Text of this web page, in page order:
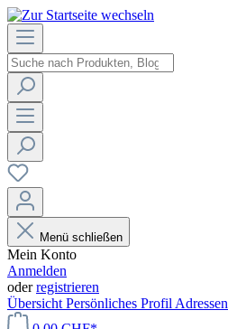
Menü schließen
Mein Konto
Anmelden
oderregistrieren
Übersicht Persönliches Profil Adressen